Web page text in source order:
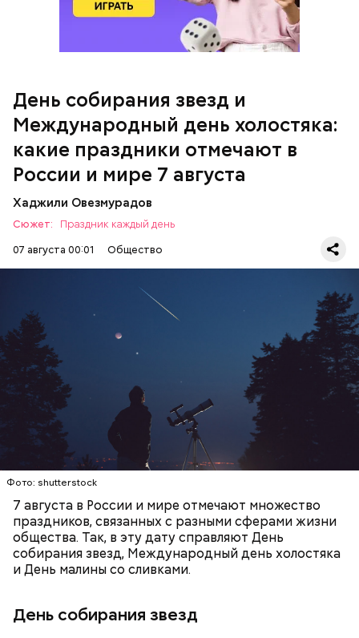
День собирания звезд и
Международный день холостяка:
какие праздники отмечают в
России и мире 7 августа
Хаджили Овезмурадов
Сюжет:
Праздник каждый день
07 августа 00:01
Общество
Фото: shutterstock
7 августа в России и мире отмечают множество
праздников, связанных с разными сферами жизни
общества. Так, в эту дату справляют День
собирания звезд, Международный день холостяка
и День малины со сливками.
День собирания звезд
День собирания звезд учрежден в честь
метеорного потока Персеиды, который ежегодно
можно наблюдать в августе. Все любители
смотреть на звездопад 7 августа выезжают за
город — в местность, где нет светового
загрязнения и где можно невооруженным глазом
наблюдать за падающими звездами.
Международный день холостяка
ЕДА ПРАЗДНИКИ
СЛАДОСТИ
чеснок;
— Кабачки, порезанные кубиками, нужно легко
обжарить на сковороде. К ним добавляются зелень
петрушки, чеснок, соль и оливковое масло.
Получается очень вкусно, — поделился рецептом
Копылов.
с сахарным диабетом;
лишним весом.
— В дыне содержится много сахара, который
представлен фруктозой. С одной стороны — это
хорошо, потому что дает энергию. Но важно
помнить, что сладкими дынями не нужно сильно
увлекаться, так же как и арбузами, людям с
сахарным диабетом и лишним весом, —
подчеркнула доктор.